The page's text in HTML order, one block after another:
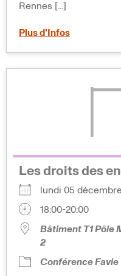
Rennes [...]
Plus d’Infos
Les droits des
lundi 05
18:00-20:00
Bâtiment T1 Pôle
2
Conférence Favie